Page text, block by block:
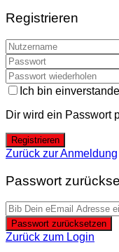
Registrieren
Ich bin
Dir wird ein Passwort
Registrieren
Zurück zur Anmeldung
Passwort
Passwort zurücksetzen
Zurück zum Login